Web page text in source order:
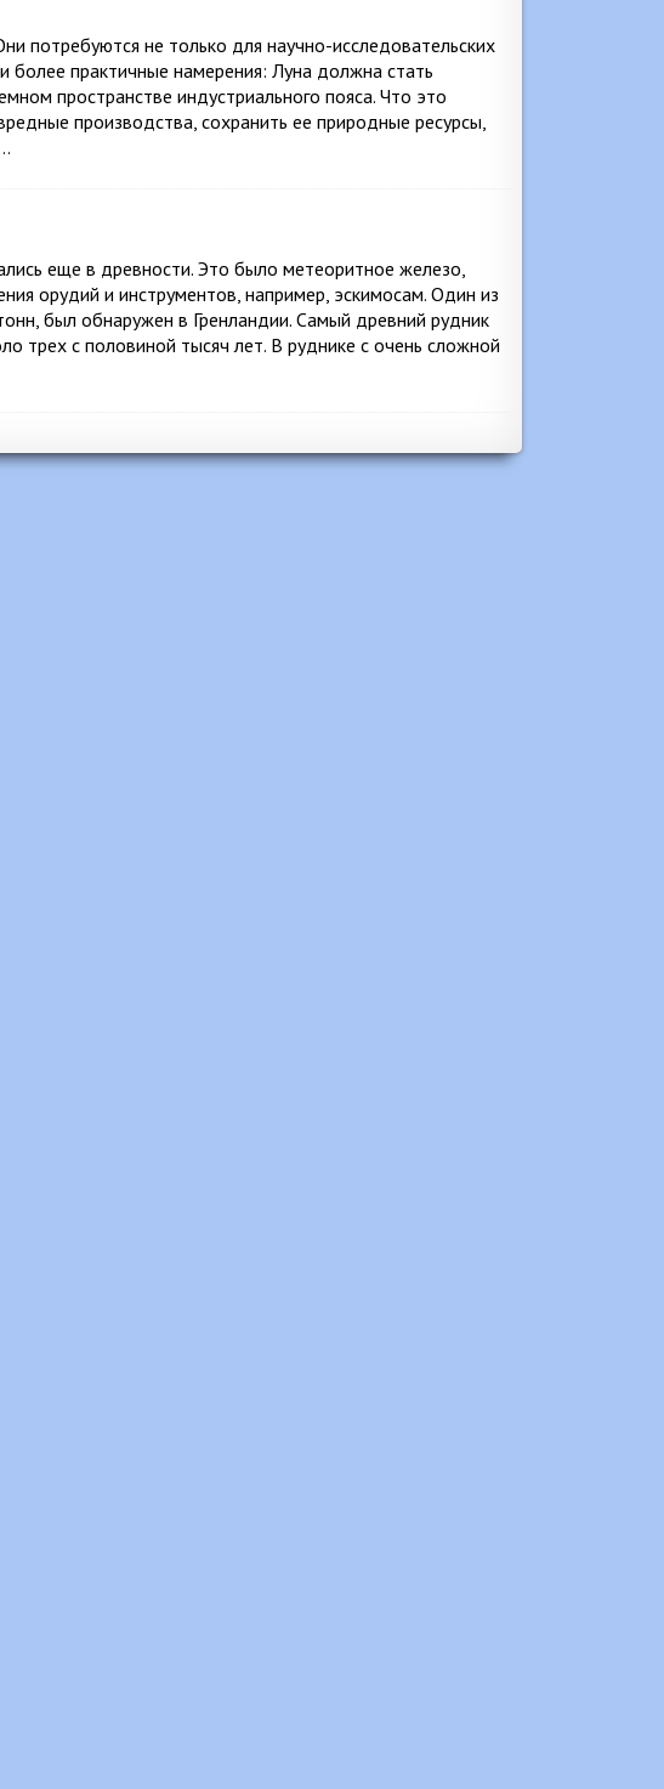
потребуются не только для научно-исследовательских
более практичные намерения: Луна должна стать
пространстве индустриального пояса. Что это
производства, сохранить ее природные ресурсы,
еще в древности. Это было метеоритное железо,
орудий и инструментов, например, эскимосам. Один из
был обнаружен в Гренландии. Самый древний рудник
трех с половиной тысяч лет. В руднике с очень сложной